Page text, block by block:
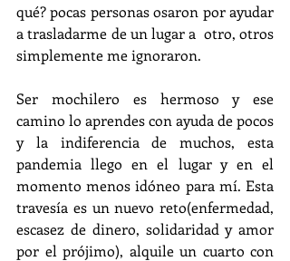
qué? pocas personas osaron por ayudar
a trasladarme de un lugar a  otro, otros
simplemente me ignoraron.
Ser mochilero es hermoso y ese
camino lo aprendes con ayuda de pocos
y la indiferencia de muchos, esta
pandemia llego en el lugar y en el
momento menos idóneo para mí. Esta
travesía es un nuevo reto(enfermedad,
escasez de dinero, solidaridad y amor
por el prójimo), alquile un cuarto con